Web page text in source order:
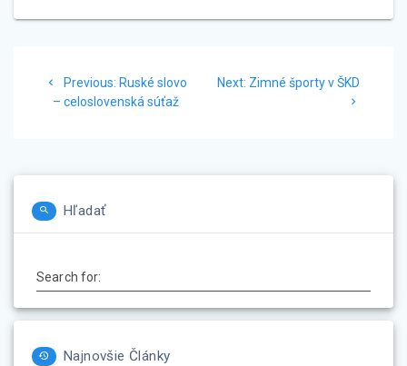
Previous: Previous
post:
Ruské slovo
– celoslovenská súťaž
Next: Next
Zimné športy v ŠKD
Hľadať
Search for:
Najnovšie Články